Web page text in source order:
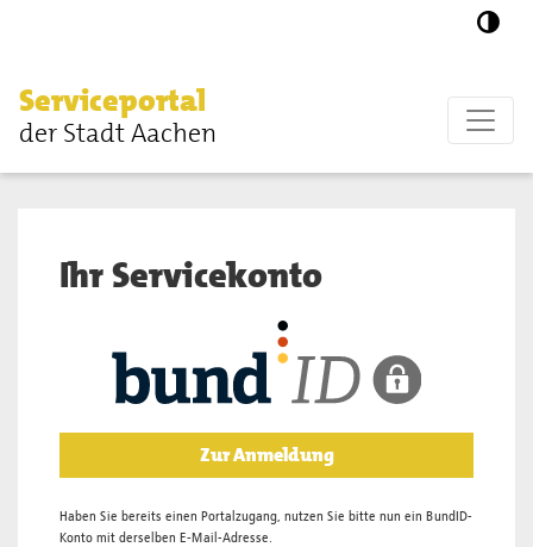
Serviceportal
der Stadt Aachen
Ihr Servicekonto
Zur Anmeldung
Haben Sie bereits einen Portalzugang, nutzen Sie bitte nun ein BundID-
Konto mit derselben E-Mail-Adresse.